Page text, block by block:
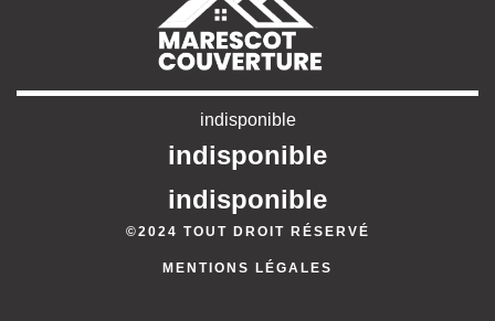
indisponible
indisponible
indisponible
©2024 TOUT DROIT RÉSERVÉ
MENTIONS LÉGALES